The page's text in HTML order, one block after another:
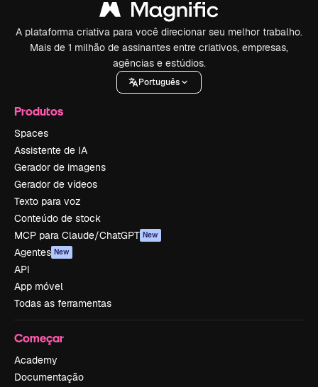
A plataforma criativa para você direcionar seu melhor trabalho.
Mais de 1 milhão de assinantes entre criativos, empresas,
agências e estúdios.
Português
Produtos
Spaces
Assistente de IA
Gerador de imagens
Gerador de vídeos
Texto para voz
Conteúdo de stock
MCP para Claude/ChatGPT New
Agentes New
API
App móvel
Todas as ferramentas
Começar
Academy
Documentação